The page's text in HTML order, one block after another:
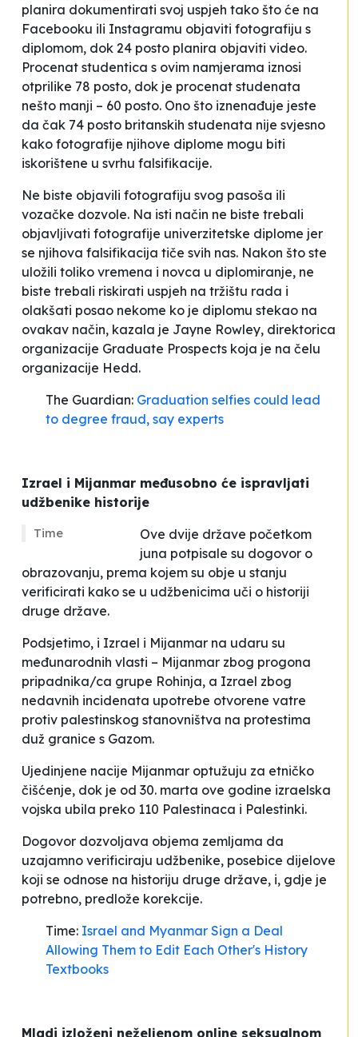
planira dokumentirati svoj uspjeh tako što će na
Facebooku ili Instagramu objaviti fotografiju s
diplomom, dok 24 posto planira objaviti video.
Procenat studentica s ovim namjerama iznosi
otprilike 78 posto, dok je procenat studenata
nešto manji – 60 posto. Ono što iznenađuje jeste
da čak 74 posto britanskih studenata nije svjesno
kako fotografije njihove diplome mogu biti
iskorištene u svrhu falsifikacije.
Ne biste objavili fotografiju svog pasoša ili
vozačke dozvole. Na isti način ne biste trebali
objavljivati fotografije univerzitetske diplome jer
se njihova falsifikacija tiče svih nas. Nakon što ste
uložili toliko vremena i novca u diplomiranje, ne
biste trebali riskirati uspjeh na tržištu rada i
olakšati posao nekome ko je diplomu stekao na
ovakav način, kazala je Jayne Rowley, direktorica
organizacije Graduate Prospects koja je na čelu
organizacije Hedd.
The Guardian: Graduation selfies could lead
to degree fraud, say experts
Izrael i Mijanmar međusobno će ispravljati
udžbenike historije
Time
Ove dvije države početkom
juna potpisale su dogovor o
obrazovanju, prema kojem su obje u stanju
verificirati kako se u udžbenicima uči o historiji
druge države.
Podsjetimo, i Izrael i Mijanmar na udaru su
međunarodnih vlasti – Mijanmar zbog progona
pripadnika/ca grupe Rohinja, a Izrael zbog
nedavnih incidenata upotrebe otvorene vatre
protiv palestinskog stanovništva na protestima
duž granice s Gazom.
Ujedinjene nacije Mijanmar optužuju za etničko
čišćenje, dok je od 30. marta ove godine izraelska
vojska ubila preko 110 Palestinaca i Palestinki.
Dogovor dozvoljava objema zemljama da
uzajamno verificiraju udžbenike, posebice dijelove
koji se odnose na historiju druge države, i, gdje je
potrebno, predlože korekcije.
Time: Israel and Myanmar Sign a Deal
Allowing Them to Edit Each Other's History
Textbooks
Mladi izloženi neželjenom online seksualnom